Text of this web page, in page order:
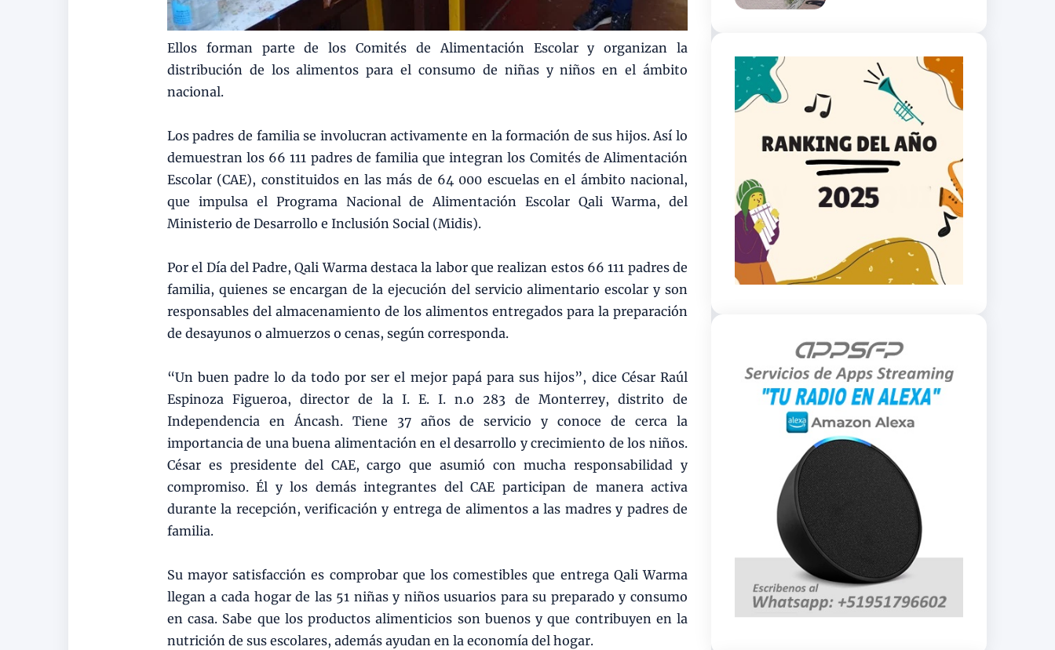
Ellos forman parte de los Comités de Alimentación Escolar y organizan la
distribución de los alimentos para el consumo de niñas y niños en el ámbito
nacional.
Los padres de familia se involucran activamente en la formación de sus hijos. Así lo
demuestran los 66 111 padres de familia que integran los Comités de Alimentación
Escolar (CAE), constituidos en las más de 64 000 escuelas en el ámbito nacional,
que impulsa el Programa Nacional de Alimentación Escolar Qali Warma, del
Ministerio de Desarrollo e Inclusión Social (Midis).
Por el Día del Padre, Qali Warma destaca la labor que realizan estos 66 111 padres de
familia, quienes se encargan de la ejecución del servicio alimentario escolar y son
responsables del almacenamiento de los alimentos entregados para la preparación
de desayunos o almuerzos o cenas, según corresponda.
“Un buen padre lo da todo por ser el mejor papá para sus hijos”, dice César Raúl
Espinoza Figueroa, director de la I. E. I. n.o 283 de Monterrey, distrito de
Independencia en Áncash. Tiene 37 años de servicio y conoce de cerca la
importancia de una buena alimentación en el desarrollo y crecimiento de los niños.
César es presidente del CAE, cargo que asumió con mucha responsabilidad y
compromiso. Él y los demás integrantes del CAE participan de manera activa
durante la recepción, verificación y entrega de alimentos a las madres y padres de
familia.
Su mayor satisfacción es comprobar que los comestibles que entrega Qali Warma
llegan a cada hogar de las 51 niñas y niños usuarios para su preparado y consumo
en casa. Sabe que los productos alimenticios son buenos y que contribuyen en la
nutrición de sus escolares, además ayudan en la economía del hogar.